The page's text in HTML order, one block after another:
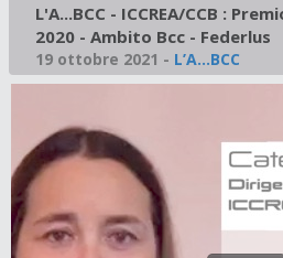
L'A...BCC - ICCREA/CCB :
2020 - Ambito Bcc - Federlus
19 ottobre 2021 - L’A…BCC